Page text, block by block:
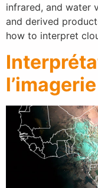
infrared, and water
and derived
how to interpret